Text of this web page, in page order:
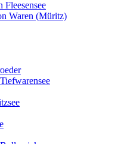
Fleesensee
Waren (Müritz)